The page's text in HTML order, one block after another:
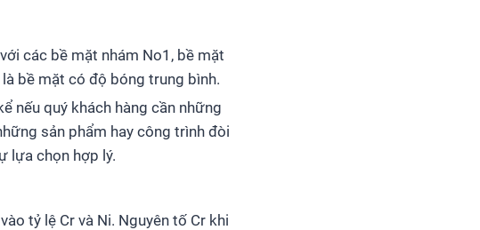
các bề mặt nhám No1, bề mặt
bề mặt có độ bóng trung bình.
nếu quý khách hàng cần những
sản phẩm hay công trình đòi
lựa chọn hợp lý.
tỷ lệ Cr và Ni. Nguyên tố Cr khi